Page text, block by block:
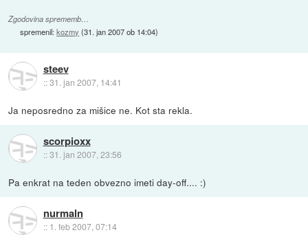
Zgodovina sprememb…
spremenil:kozmy (31. jan 2007 ob 14:04)
steev
::31. jan 2007, 14:41
Ja neposredno za mišice ne. Kot sta rekla.
scorpioxx
::31. jan 2007, 23:56
Pa enkrat na teden obvezno imeti day-off.... :)
nurmaln
:: 1. feb 2007, 07:14